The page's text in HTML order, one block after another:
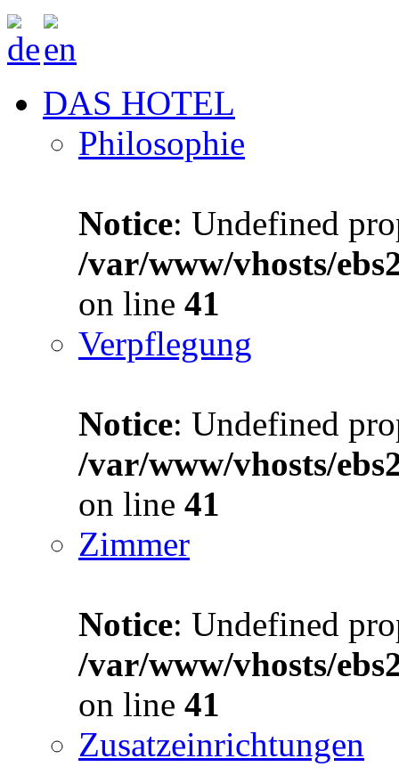
DAS HOTEL
Philosophie
Notice: Undefined
/var/www/vhosts/
on line 41
Verpflegung
Notice: Undefined
/var/www/vhosts/
on line 41
Zimmer
Notice: Undefined
/var/www/vhosts/
on line 41
Zusatzeinrichtungen